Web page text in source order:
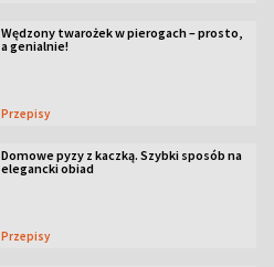
Wędzony twarożek w pierogach – prosto,
a genialnie!
Przepisy
Domowe pyzy z kaczką. Szybki sposób na
elegancki obiad
Przepisy